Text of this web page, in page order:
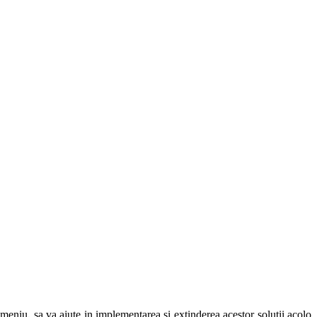
sa va ajute in implementarea si extinderea acestor solutii acolo